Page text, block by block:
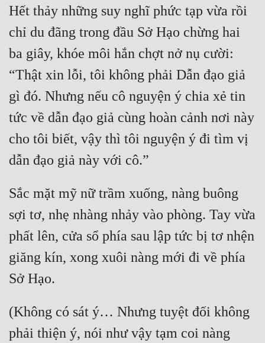
Nữ Cường
Nữ Phụ
Phong Thủy - Tâm Linh
Phương Tây
Phản Phái
Quan Trường
Sắc
Sủng
Thanh Xuân
Tiên Hiệp
Trinh Thám
Triều Đấu
Hết thảy những suy nghĩ phức tạp vừa rồi
chỉ du đãng trong đầu Sở Hạo chừng hai
ba giây, khóe môi hắn chợt nở nụ cười:
“Thật xin lỗi, tôi không phải Dẫn đạo giả
gì đó. Nhưng nếu cô nguyện ý chia xẻ tin
tức về dẫn đạo giả cùng hoàn cảnh nơi này
cho tôi biết, vậy thì tôi nguyện ý đi tìm vị
Sắc mặt mỹ nữ trầm xuống, nàng buông
sợi tơ, nhẹ nhàng nhảy vào phòng. Tay vừa
phất lên, cửa sổ phía sau lập tức bị tơ nhện
giăng kín, xong xuôi nàng mới đi về phía
(Không có sát ý… Nhưng tuyệt đối không
phải thiện ý, nói như vậy tạm coi nàng